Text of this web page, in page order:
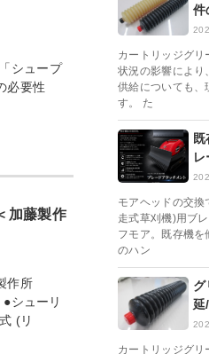
シュープ
必要性
加藤製作
作所
シューリ
(リ
件
カートリッジグ
状況の影響により
供給についても、
す。 た
モアヘッドの交換
走式草刈機)用ブ
フモア。既存機を
のハン
グ
延
カートリッジグ